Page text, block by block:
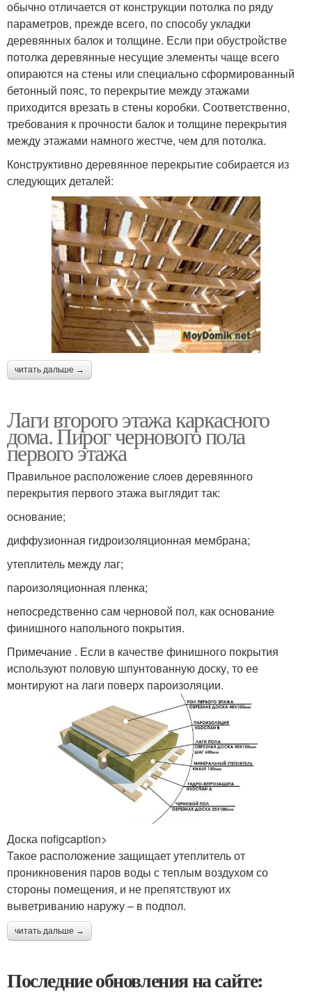
обычно отличается от конструкции потолка по ряду
параметров, прежде всего, по способу укладки
деревянных балок и толщине. Если при обустройстве
потолка деревянные несущие элементы чаще всего
опираются на стены или специально сформированный
бетонный пояс, то перекрытие между этажами
приходится врезать в стены коробки. Соответственно,
требования к прочности балок и толщине перекрытия
между этажами намного жестче, чем для потолка.
Конструктивно деревянное перекрытие собирается из
следующих деталей:
читать дальше →
Лаги второго этажа каркасного
дома. Пирог чернового пола
первого этажа
Правильное расположение слоев деревянного
перекрытия первого этажа выглядит так:
основание;
диффузионная гидроизоляционная мембрана;
утеплитель между лаг;
пароизоляционная пленка;
непосредственно сам черновой пол, как основание
финишного напольного покрытия.
Примечание . Если в качестве финишного покрытия
используют половую шпунтованную доску, то ее
монтируют на лаги поверх пароизоляции.
Доска поfigcaption>
Такое расположение защищает утеплитель от
проникновения паров воды с теплым воздухом со
стороны помещения, и не препятствуют их
выветриванию наружу – в подпол.
читать дальше →
Последние обновления на сайте: